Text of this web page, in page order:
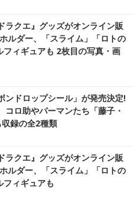
ラクエ』グッズがオンライン販
ルダー、「スライム」「ロトの
ィギュアも 2枚目の写真・画
ンドロップシール」が発売決定!
コロ助やパーマンたち「藤子・
録の全2種類
ラクエ』グッズがオンライン販
ルダー、「スライム」「ロトの
ィギュアも